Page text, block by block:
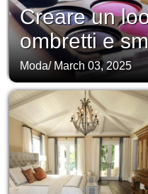
Creare un
ombretti e
Moda/ March 03, 2025